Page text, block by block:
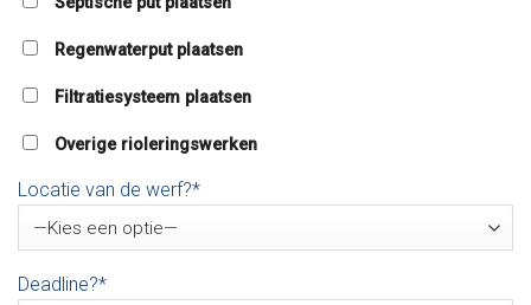
Regenwaterput plaatsen
Filtratiesysteem plaatsen
Overige rioleringswerken
Locatie van de werf?*
Deadline?*